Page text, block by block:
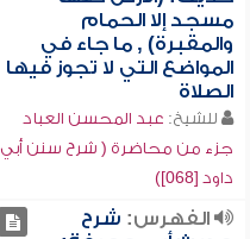
مسجد إلا الحمام
والمقبرة) , ما جاء في
المواضع التي لا تجوز فيها
الصلاة
للشيخ: عبد المحسن العباد
جزء من محاضرة ( شرح سنن أبي
داود [068])
الفهرس: شرح